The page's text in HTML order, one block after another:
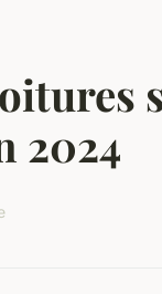
2024